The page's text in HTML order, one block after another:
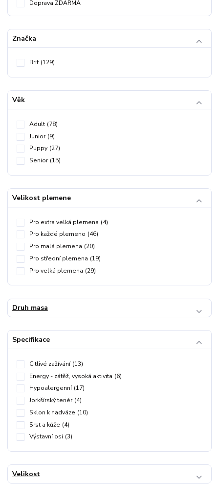
Doprava ZDARMA
Značka
Brit (129)
Věk
Adult (78)
Junior (9)
Puppy (27)
Senior (15)
Velikost plemene
Pro extra velká plemena (4)
Pro každé plemeno (46)
Pro malá plemena (20)
Pro střední plemena (19)
Pro velká plemena (29)
Druh masa
Specifikace
Citlivé zažívání (13)
Energy - zátěž, vysoká aktivita (6)
Hypoalergenní (17)
Jorkšírský teriér (4)
Sklon k nadváze (10)
Srst a kůže (4)
Výstavní psi (3)
Velikost